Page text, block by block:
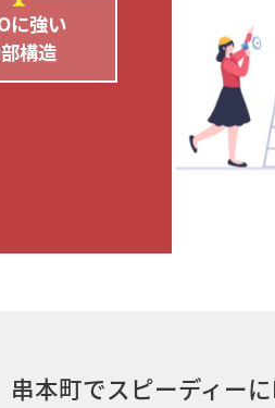
に強い
構造
串本町でスピーディー